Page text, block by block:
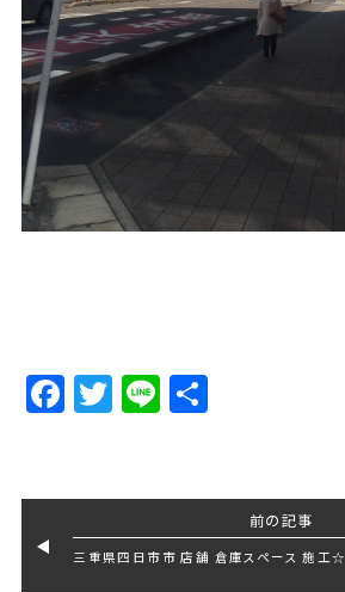
Facebook
Twitter
LineShare
前の記事
三重県四日市市 店舗 倉庫スペース 施工☆